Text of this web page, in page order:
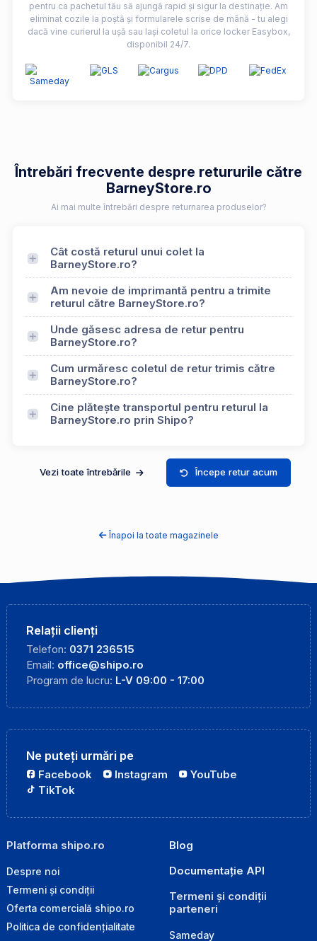
pentru ca pachetul tău să ajungă rapid și sigur la destinație. Am
eliminat cozile la poștă și formularele scrise de mână - tu alegi
dacă vine curierul la ușă sau lași coletul la orice locker Easybox,
disponibil 24/7.
Întrebări frecvente despre retururile către
BarneyStore.ro
Ai mai multe întrebări despre returnarea produselor?
Cât costă returul unui colet la
BarneyStore.ro?
Am nevoie de imprimantă pentru a trimite
returul către BarneyStore.ro?
Unde găsesc adresa de retur pentru
BarneyStore.ro?
Cum urmăresc coletul de retur trimis către
BarneyStore.ro?
Cine plătește transportul pentru returul la
BarneyStore.ro prin Shipo?
Vezi toate întrebările Începe retur acum
Înapoi la toate magazinele
Relații clienți
Telefon: 0371 236515
Email: office@shipo.ro
Program de lucru: L-V 09:00 - 17:00
Ne puteți urmări pe
Facebook Instagram
YouTube
TikTok
Platforma shipo.ro
Despre noi
Termeni și condiții
Oferta comercială shipo.ro
Politica de confidențialitate
Blog
Documentație API
Termeni și condiții
parteneri
Sameday